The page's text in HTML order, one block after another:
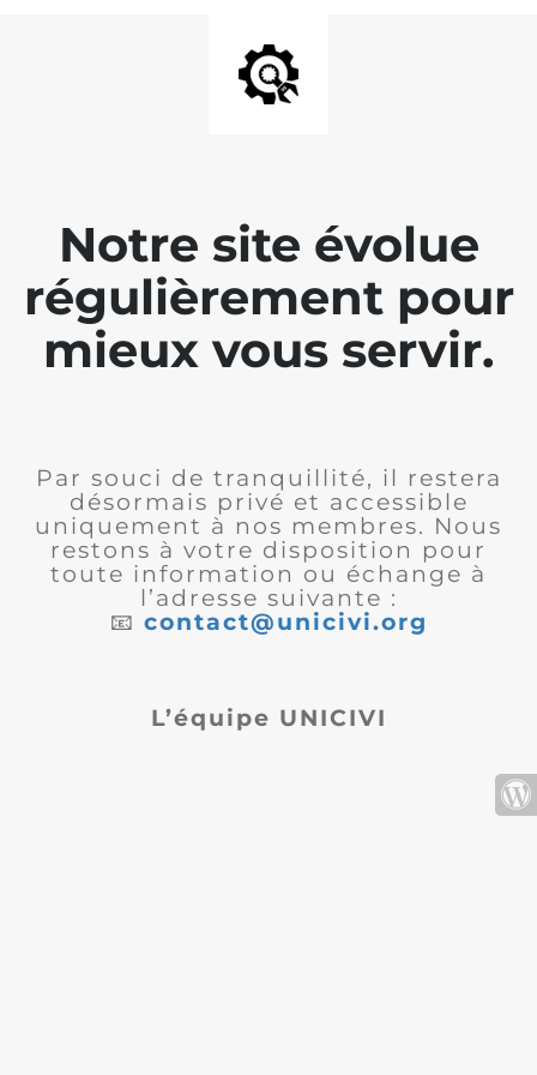
Notre site évolue
régulièrement pour
mieux vous servir.
Par souci de tranquillité, il restera
désormais privé et accessible
uniquement à nos membres. Nous
restons à votre disposition pour
toute information ou échange à
l’adresse suivante :
📧 contact@unicivi.org
L’équipe UNICIVI